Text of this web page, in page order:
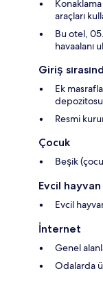
araçları
Bu otel,
havaalanı
Giriş
Ek
Resmi
Çocuk
Beşik
Evcil hayvan
Evcil
İnternet
Genel
Odalarda